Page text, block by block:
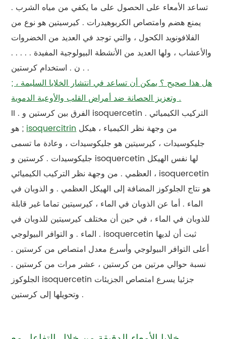
تساعد الأمعاء على الحصول على ما يكفي من مياه الشرب .
يمنع هضم وامتصاص الكربوهيدرات . كيرسيتين هو نوع من
الفلافونويد الكحول ، والتي توجد في العديد من الخضروات
والأعشاب ، ولها العديد من الأنشطة البيولوجية المفيدة . . . . .
. . ن . استخدام كرستين
; هل هذا صحيح ؟ يمكن أن تساعد في انتشار الخلايا السليمة ،
وتعزيز الحصانة ضد أمراض القلب والأوعية الدموية .
II . الفرق بين كرستين و isoquercetin التركيب الكيميائي .
من وجهة نظر الكيمياء ، هيكلisoquercitrin; هو
جليكوسيدات ، كيرسيتين هو جليكوسيدات ، وعادة ما تسمى
جليكوسيدات . كرستين و isoquercetin لها نفس الهيكل
العظمي . من وجهة نظر التركيب الكيميائي ، isoquercetin
هو نتاج الجلوكوز المضافة إلى الهيكل العظمي . و الذوبان في
الماء . أما عن الذوبان في الماء ، كيرسيتين تماما غير قابلة
للذوبان في الماء ، في حين أن مختلف كيرسيتين للذوبان في
الماء . و التوافر البيولوجي . isoquercetin ثبت أن لديها
أعلى التوافر البيولوجي وأسرع معدل امتصاص من كرستين .
نسبة حوالي مرتين من كرستين ، عشر مرات من كرستين .
الجلوكوز isoquercetin جزئيا يسرع امتصاص الجزيئات
وتحويلها إلى كرستين .